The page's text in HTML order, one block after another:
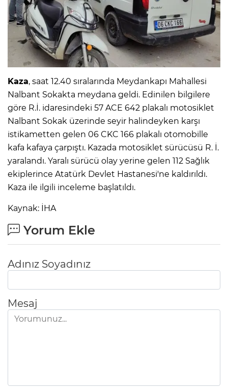
Kaza, saat 12.40 sıralarında Meydankapı Mahallesi
Nalbant Sokakta meydana geldi. Edinilen bilgilere
göre R.İ. idaresindeki 57 ACE 642 plakalı motosiklet
Nalbant Sokak üzerinde seyir halindeyken karşı
istikametten gelen 06 CKC 166 plakalı otomobille
kafa kafaya çarpıştı. Kazada motosiklet sürücüsü R. İ.
yaralandı. Yaralı sürücü olay yerine gelen 112 Sağlık
ekiplerince Atatürk Devlet Hastanesi'ne kaldırıldı.
Kaza ile ilgili inceleme başlatıldı.
Kaynak: İHA
Yorum Ekle
Adınız Soyadınız
Mesaj